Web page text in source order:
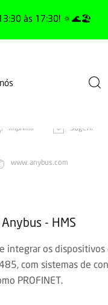
às 17:30! 🔅🌊🏖️
Imprimir
Sugerir
www.anybus.com
- HMS
integrar os
com sistemas de
PROFINET.